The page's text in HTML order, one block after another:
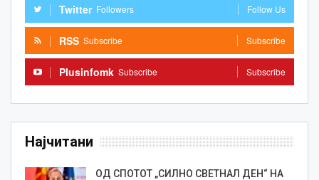
Twitter Followers Follow Us
RSS Subscribe Subscribe
Plusinfomk Subscribe Subscribe
Најчитани
ОД СПОТОТ „СИЛНО СВЕТНАЛ ДЕН“ НА